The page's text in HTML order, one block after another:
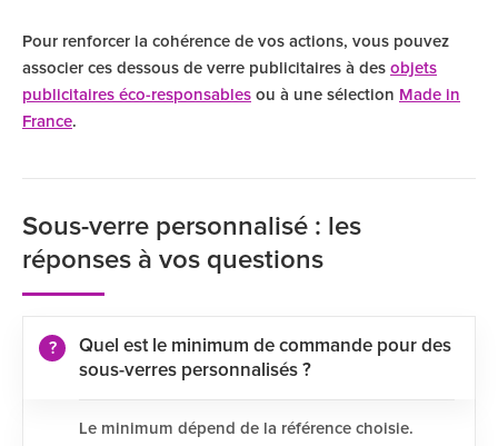
Pour renforcer la cohérence de vos actions, vous pouvez
associer ces dessous de verre publicitaires à des objets
publicitaires éco-responsables ou à une sélection Made in
France.
Sous-verre personnalisé : les
réponses à vos questions
Quel est le minimum de commande pour des
sous-verres personnalisés ?
Le minimum dépend de la référence choisie.